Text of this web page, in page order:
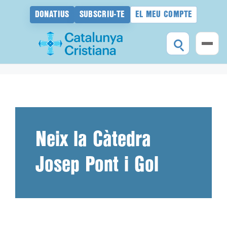
DONATIUS SUBSCRIU-TE EL MEU COMPTE
Neix la Càtedra
Josep Pont i Gol